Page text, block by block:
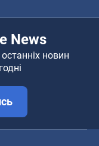
News
новин